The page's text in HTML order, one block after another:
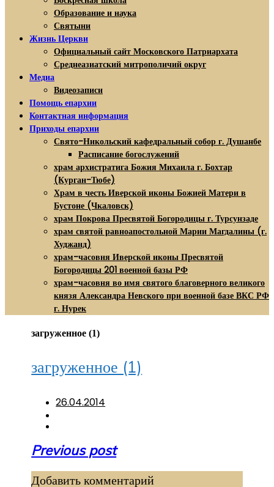
Образование и наука
Святыни
Жизнь Церкви
Официальный сайт Московского Патриархата
Среднеазиатский митрополичий округ
Медиа
Видеозаписи
Помощь епархии
Контактная информация
Приходы епархии
Свято-Никольский кафедральный собор г. Душанбе
Расписание богослужений
храм архистратига Божия Михаила г. Бохтар
(Курган-Тюбе)
Храм в честь Иверской иконы Божией Матери в
Бустоне (Чкаловск)
храм Покрова Пресвятой Богородицы г. Турсунзаде
храм святой равноапостольной Марии Магдалины (г.
Худжанд)
храм-часовня Иверской иконы Пресвятой
Богородицы 201 военной базы РФ
храм-часовня во имя святого благоверного великого
князя Александра Невского при военной базе ВКС РФ
г. Нурек
загруженное (1)
загруженное (1)
26.04.2014
Навигация
записям
Previous post
Добавить комментарий